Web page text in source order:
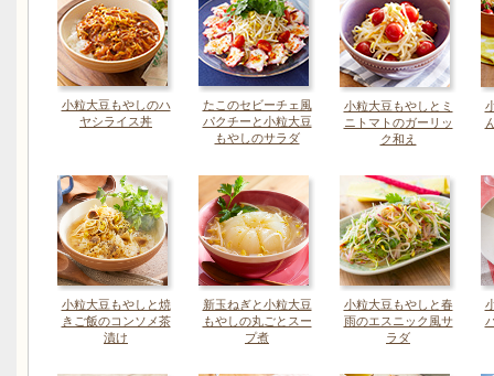
小粒大豆もやしのハ
ヤシライス丼
たこのセビーチェ風
パクチーと小粒大豆
もやしのサラダ
小粒大豆もやしとミ
ニトマトのガーリッ
ク和え
小粒大豆もやしと焼
きご飯のコンソメ茶
漬け
新玉ねぎと小粒大豆
もやしの丸ごとスー
プ煮
小粒大豆もやしと春
雨のエスニック風サ
ラダ